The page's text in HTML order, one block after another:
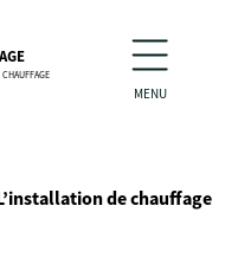
MENU
de chauffage